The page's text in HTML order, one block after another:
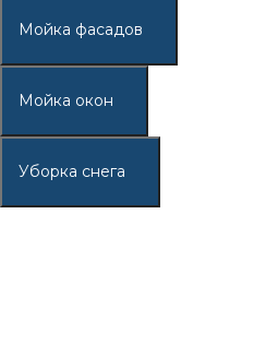
Мойка фасадов
Мойка окон
Уборка снега